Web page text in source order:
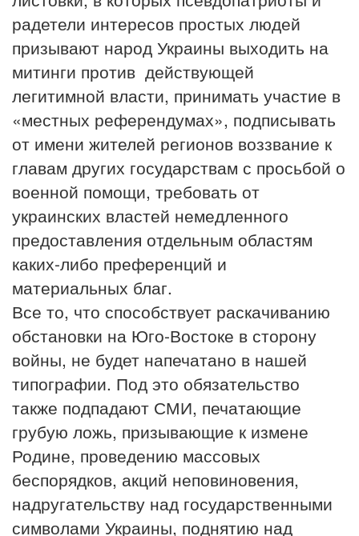
радетели интересов простых людей
призывают народ Украины выходить на
митинги против действующей
легитимной власти, принимать участие в
«местных референдумах», подписывать
от имени жителей регионов воззвание к
главам других государствам с просьбой о
военной помощи, требовать от
украинских властей немедленного
предоставления отдельным областям
каких-либо преференций и
материальных благ.
Все то, что способствует раскачиванию
обстановки на Юго-Востоке в сторону
войны, не будет напечатано в нашей
типографии. Под это обязательство
также подпадают СМИ, печатающие
грубую ложь, призывающие к измене
Родине, проведению массовых
беспорядков, акций неповиновения,
надругательству над государственными
символами Украины, поднятию над